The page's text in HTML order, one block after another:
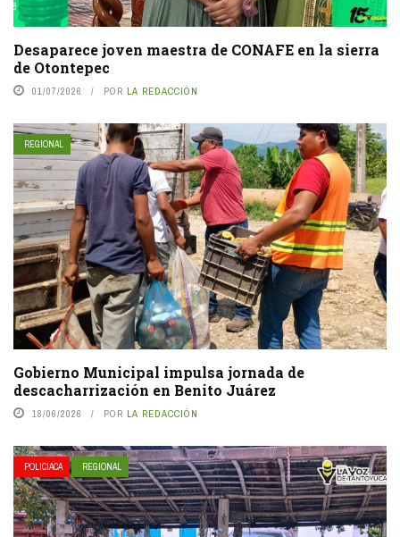
Desaparece joven maestra de CONAFE en la sierra
de Otontepec
01/07/2026 POR LA REDACCIÓN
REGIONAL
Gobierno Municipal impulsa jornada de
descacharrización en Benito Juárez
18/06/2026 POR LA REDACCIÓN
POLICIACA REGIONAL